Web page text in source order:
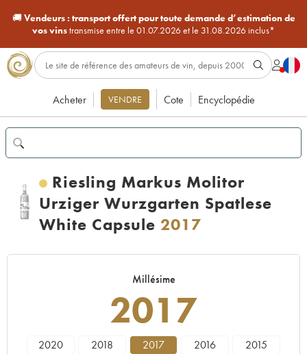
🚚Vendeurs : transport offert pour toute demande d’estimation de
vos vinstransmise entre le 01.07.2026 et le 31.08.2026 inclus*
Acheter VENDRE Cote Encyclopédie
Riesling Markus Molitor
Urziger Wurzgarten Spatlese
White Capsule 2017
Millésime
2017
2020 2018 2017 2016 2015